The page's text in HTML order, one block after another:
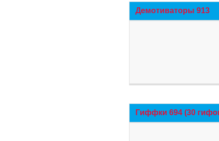
Демотиваторы 913
Гиффки 694 (30